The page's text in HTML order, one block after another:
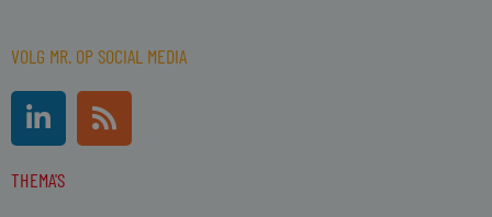
VOLG MR. OP SOCIAL MEDIA
L
i
n
k
R
s
s
THEMA'S